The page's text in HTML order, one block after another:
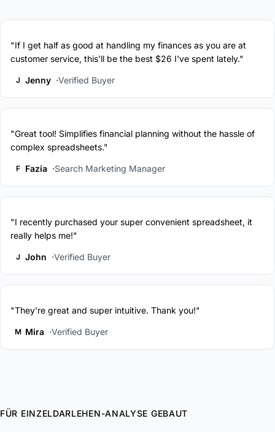
"If I get half as good at handling my finances as you are at
customer service, this'll be the best $26 I've spent lately."
J Jenny Verified Buyer
"Great tool! Simplifies financial planning without the hassle of
complex spreadsheets."
F Fazia Search Marketing Manager
"I recently purchased your super convenient spreadsheet, it
really helps me!"
J John Verified Buyer
"They're great and super intuitive. Thank you!"
M Mira Verified Buyer
FÜR EINZELDARLEHEN-ANALYSE GEBAUT